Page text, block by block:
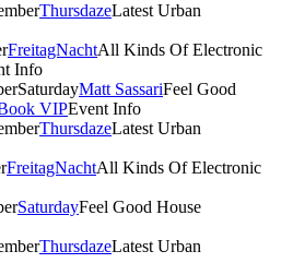
ThursdazeLatest Urban
FreitagNachtAll Kinds Of Electronic
Info
SaturdayMatt SassariFeel Good
VIPEvent Info
ThursdazeLatest Urban
FreitagNachtAll Kinds Of Electronic
SaturdayFeel Good House
ThursdazeLatest Urban